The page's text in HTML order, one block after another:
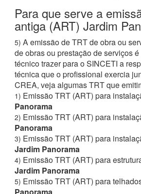
Para que serve a
antiga (ART) Jardim
5) A emissão de TRT de obra ou
de obras ou prestação de serviços
técnico trazer para o SINCETI a
técnica que o profissional exercia
CREA, veja algumas TRT que
1) Emissão TRT (ART) para
Panorama
2) Emissão TRT (ART) para
Panorama
3) Emissão TRT (ART) para
Jardim Panorama
4) Emissão TRT (ART) para
Jardim Panorama
5) Emissão TRT (ART) para
Panorama